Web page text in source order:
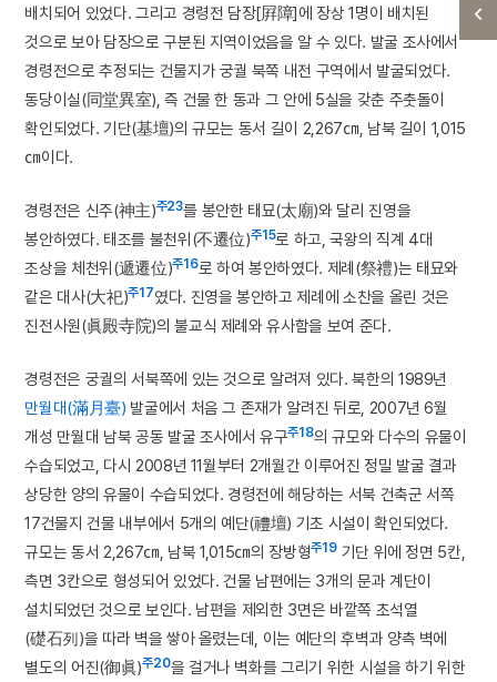
배치되어 있었다. 그리고 경령전 담장[屛障]에 장상 1명이 배치된
것으로 보아 담장으로 구분된 지역이었음을 알 수 있다. 발굴 조사에서
경령전으로 추정되는 건물지가 궁궐 북쪽 내전 구역에서 발굴되었다.
동당이실(同堂異室), 즉 건물 한 동과 그 안에 5실을 갖춘 주춧돌이
확인되었다. 기단(基壇)의 규모는 동서 길이 2,267㎝, 남북 길이 1,015
㎝이다.
경령전은 신주(神主)주23를 봉안한 태묘(太廟)와 달리 진영을
봉안하였다. 태조를 불천위(不遷位)주15로 하고, 국왕의 직계 4대
조상을 체천위(遞遷位)주16로 하여 봉안하였다. 제례(祭禮)는 태묘와
같은 대사(大祀)주17였다. 진영을 봉안하고 제례에 소찬을 올린 것은
진전사원(眞殿寺院)의 불교식 제례와 유사함을 보여 준다.
경령전은 궁궐의 서북쪽에 있는 것으로 알려져 있다. 북한의 1989년
만월대(滿月臺) 발굴에서 처음 그 존재가 알려진 뒤로, 2007년 6월
개성 만월대 남북 공동 발굴 조사에서 유구주18의 규모와 다수의 유물이
수습되었고, 다시 2008년 11월부터 2개월간 이루어진 정밀 발굴 결과
상당한 양의 유물이 수습되었다. 경령전에 해당하는 서북 건축군 서쪽
17건물지 건물 내부에서 5개의 예단(禮壇) 기초 시설이 확인되었다.
규모는 동서 2,267㎝, 남북 1,015㎝의 장방형주19기단 위에 정면 5칸,
측면 3칸으로 형성되어 있었다. 건물 남편에는 3개의 문과 계단이
설치되었던 것으로 보인다. 남편을 제외한 3면은 바깥쪽 초석열
(礎石列)을 따라 벽을 쌓아 올렸는데, 이는 예단의 후벽과 양측 벽에
별도의 어진(御眞)주20을 걸거나 벽화를 그리기 위한 시설을 하기 위한